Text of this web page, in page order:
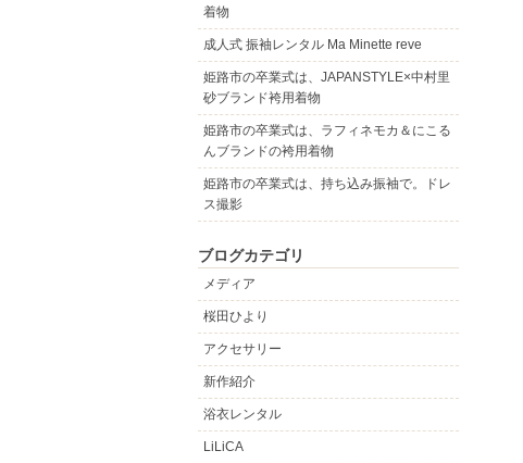
着物
成人式 振袖レンタル Ma Minette reve
姫路市の卒業式は、JAPANSTYLE×中村里
砂ブランド袴用着物
姫路市の卒業式は、ラフィネモカ＆にこる
んブランドの袴用着物
姫路市の卒業式は、持ち込み振袖で。ドレ
ス撮影
ブログカテゴリ
メディア
桜田ひより
アクセサリー
新作紹介
浴衣レンタル
LiLiCA